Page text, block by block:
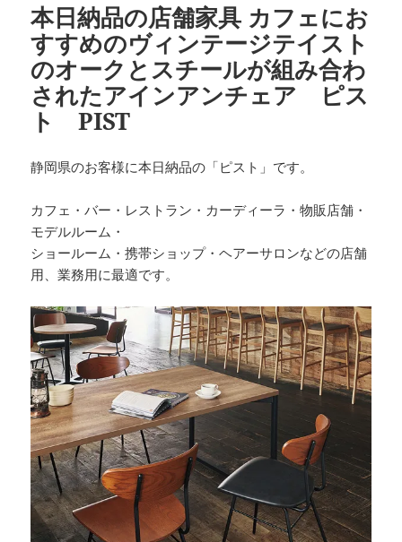
本日納品の店舗家具 カフェにお
すすめのヴィンテージテイスト
のオークとスチールが組み合わ
されたアインアンチェア ピス
ト PIST
静岡県のお客様に本日納品の「ピスト」です。
カフェ・バー・レストラン・カーディーラ・物販店舗・
モデルルーム・
ショールーム・携帯ショップ・ヘアーサロンなどの店舗
用、業務用に最適です。